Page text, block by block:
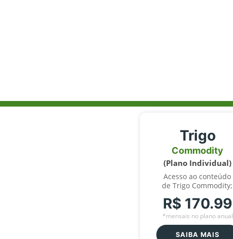
Trigo
Commodity
(Plano Individual)
Acesso ao conteúdo
de Trigo Commodity;
R$ 170.99
*mensais no plano anual
SAIBA MAIS